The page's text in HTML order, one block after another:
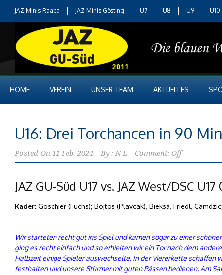
JAZ Minis Raaba JAZ Minis Gösting U7 U8 U9 U10
HOME VEREIN UNSER TEAM AKTUELLES
U16: Drei Torchancen in 90
Posted On 11 Feb. 2024 By : N L Comment: Off
JAZ GU-Süd U17 vs. JAZ West/DSC U17
Kader: Goschier (Fuchs); Böjtös (Plavcak), Bieksa, Friedl,
Wir starteten recht gut ins Spiel und kamen sogar zu einer
ging es recht einfach und so erhielten wir ein Tor nach dem
Halbzeit einige Spieler auswechselte. In der Viererkette
festhalten und unsere Stürmer mit guten Pässen bedienen. Am